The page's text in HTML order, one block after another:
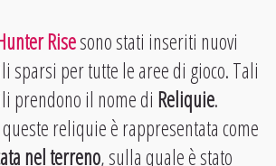
Risesono stati inseriti nuovi
sparsi per tutte le aree di gioco. Tali
prendono il nome di Reliquie.
reliquie è rappresentata come
nel terreno, sulla quale è stato